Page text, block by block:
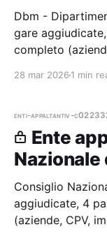
Dbm -
gare
completo
28 mar 2026 1 min
enti-appaltantiv-
Ente
Consiglio
aggiudicate, 4
(aziende, CPV,